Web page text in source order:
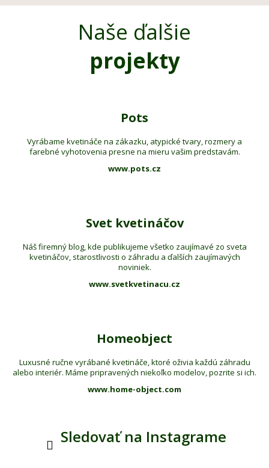
Naše ďalšie
projekty
Pots
Vyrábame kvetináče na zákazku, atypické tvary, rozmery a
farebné vyhotovenia presne na mieru vašim predstavám.
www.pots.cz
Svet kvetináčov
Náš firemný blog, kde publikujeme všetko zaujímavé zo sveta
kvetináčov, starostlivosti o záhradu a ďalších zaujímavých
noviniek.
www.svetkvetinacu.cz
Homeobject
Luxusné ručne vyrábané kvetináče, ktoré oživia každú záhradu
alebo interiér. Máme pripravených niekoľko modelov, pozrite si ich.
www.home-object.com
Sledovať na Instagrame